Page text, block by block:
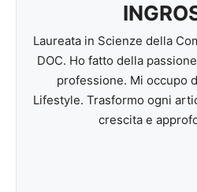
Laureata in Scienze della
DOC. Ho fatto della
professione. Mi occupo
Lifestyle. Trasformo ogni
crescita e